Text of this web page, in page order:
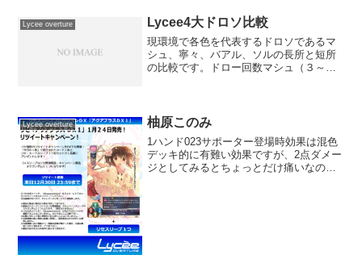
Lycee overture Lycee4大ドロソ比較
現環境で各色を代表するドロソであるマ
シュ、寧々、バアル、ソルの長所と短所
の比較です。ドロー回数マシュ（３～５
す。メドゥーサやミストル...
Lycee overture 柚原このみ
1ハンド023サポーター登場時効果は混色
デッキ的に有難い効果ですが、2点ダメー
ジとしてみるとちょっとだけ痛いなので